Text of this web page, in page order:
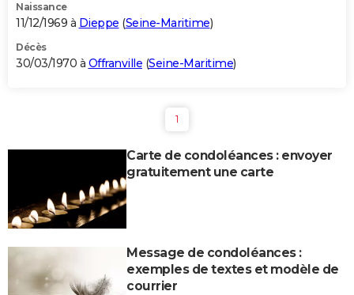
Naissance
11/12/1969 à Dieppe (Seine-Maritime)
Décès
30/03/1970 à Offranville (Seine-Maritime)
1
Carte de condoléances : envoyer
gratuitement une carte
Message de condoléances :
exemples de textes et modèle de
courrier